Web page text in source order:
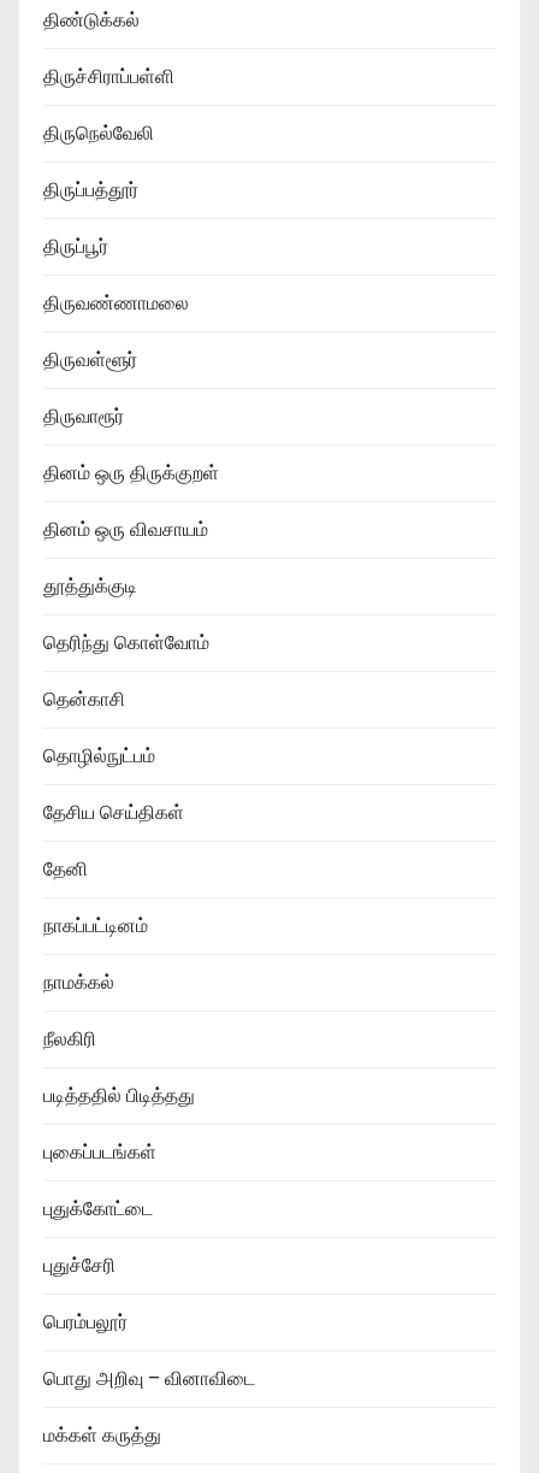
திண்டுக்கல்
திருச்சிராப்பள்ளி
திருநெல்வேலி
திருப்பத்தூர்
திருப்பூர்
திருவண்ணாமலை
திருவள்ளூர்
திருவாரூர்
தினம் ஒரு திருக்குறள்
தினம் ஒரு விவசாயம்
தூத்துக்குடி
தெரிந்து கொள்வோம்
தென்காசி
தொழில்நுட்பம்
தேசிய செய்திகள்
தேனி
நாகப்பட்டினம்
நாமக்கல்
நீலகிரி
படித்ததில் பிடித்தது
புகைப்படங்கள்
புதுக்கோட்டை
புதுச்சேரி
பெரம்பலூர்
பொது அறிவு – வினாவிடை
மக்கள் கருத்து